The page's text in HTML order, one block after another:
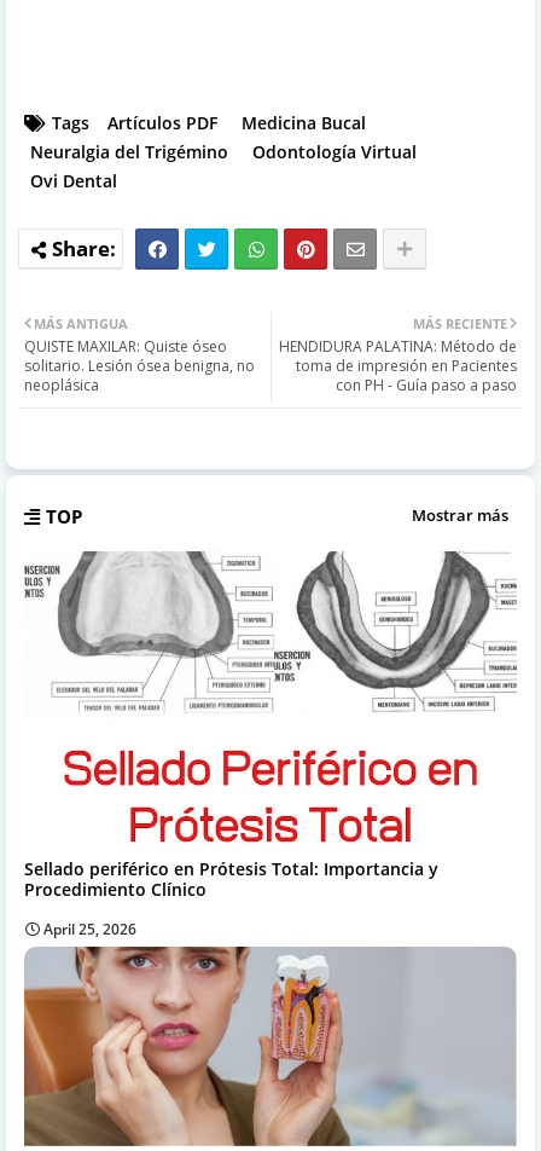
Tags Artículos PDF
Medicina Bucal
Neuralgia del Trigémino
Odontología Virtual
Ovi Dental
MÁS RECIENTE
HENDIDURA PALATINA: Método de
toma de impresión en Pacientes
con PH - Guía paso a paso
MÁS ANTIGUA
QUISTE MAXILAR: Quiste óseo
solitario. Lesión ósea benigna, no
neoplásica
TOP Mostrar más
Sellado periférico en Prótesis Total: Importancia y
Procedimiento Clínico
April 25, 2026